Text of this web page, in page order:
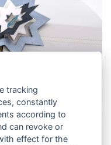
tracking
constantly
according to
can revoke or
effect for the